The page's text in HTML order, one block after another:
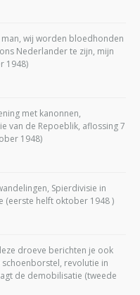
wij worden bloedhonden
Nederlander te zijn, mijn
1948)
met kanonnen,
van de Repoeblik, aflossing 7
1948)
Spierdivisie in
(eerste helft oktober 1948 )
droeve berichten je ook
schoenborstel, revolutie in
de demobilisatie (tweede